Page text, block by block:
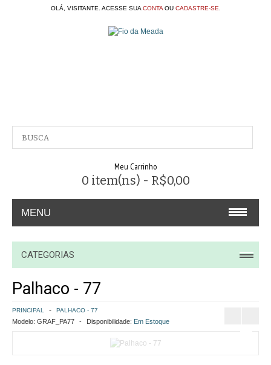
OLÁ, VISITANTE. ACESSE SUA CONTAOU CADASTRE-SE
Meu Carrinho
0 item(ns) - R$0,00
MENU
A EMPRESA
CONTATO
COMO COMPRAR
POLÍTICA DE FRETE GRÁTIS
CATEGORIAS
Palhaco - 77
PRINCIPAL PALHACO - 77
Modelo: GRAF_PA77 Disponibilidade: Em Estoque